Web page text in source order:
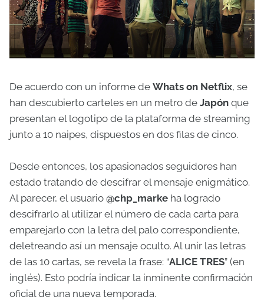
De acuerdo con un informe de Whats on Netflix, se
han descubierto carteles en un metro de Japón que
presentan el logotipo de la plataforma de streaming
junto a 10 naipes, dispuestos en dos filas de cinco.
Desde entonces, los apasionados seguidores han
estado tratando de descifrar el mensaje enigmático.
Al parecer, el usuario @chp_marke ha logrado
descifrarlo al utilizar el número de cada carta para
emparejarlo con la letra del palo correspondiente,
deletreando así un mensaje oculto. Al unir las letras
de las 10 cartas, se revela la frase: “ALICE TRES” (en
inglés). Esto podría indicar la inminente confirmación
oficial de una nueva temporada.